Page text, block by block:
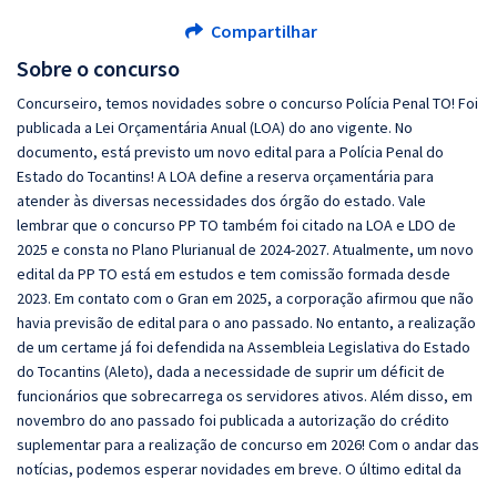
Sobre o concurso
Concurseiro, temos novidades sobre o concurso Polícia Penal TO! Foi
publicada a Lei Orçamentária Anual (LOA) do ano vigente. No
documento, está previsto um novo edital para a Polícia Penal do
Estado do Tocantins! A LOA define a reserva orçamentária para
atender às diversas necessidades dos órgão do estado. Vale
lembrar que o concurso PP TO também foi citado na LOA e LDO de
2025 e consta no Plano Plurianual de 2024-2027. Atualmente, um novo
edital da PP TO está em estudos e tem comissão formada desde
2023. Em contato com o Gran em 2025, a corporação afirmou que não
havia previsão de edital para o ano passado. No entanto, a realização
de um certame já foi defendida na Assembleia Legislativa do Estado
do Tocantins (Aleto), dada a necessidade de suprir um déficit de
funcionários que sobrecarrega os servidores ativos. Além disso, em
novembro do ano passado foi publicada a autorização do crédito
suplementar para a realização de concurso em 2026! Com o andar das
notícias, podemos esperar novidades em breve. O último edital da
Compartilhar